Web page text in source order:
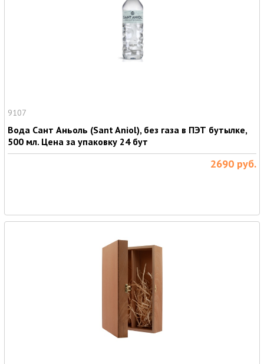
9107
Вода Сант Аньоль (Sant Aniol), без газа в ПЭТ бутылке,
500 мл. Цена за упаковку 24 бут
2690 руб.